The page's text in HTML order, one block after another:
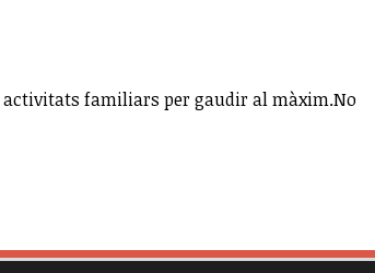
activitats familiars per gaudir al màxim.No